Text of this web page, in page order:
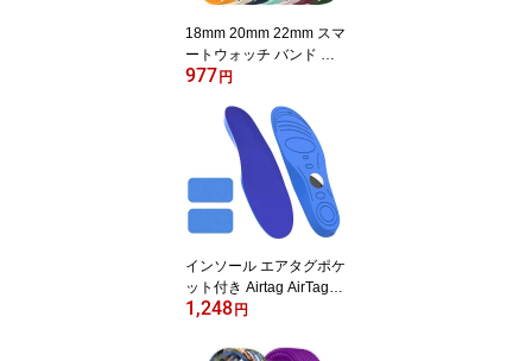
18mm 20mm 22mm スマ
ートウォッチ バンド シ
リカゲルバンド スポーツ
換 柔らか ベルト ウォッ
チベルト 腕時計ベルト
ウェアラブル SmartWatc
h スマートウォッチ
977 円
インソール エアタグポケ
ット付き Airtag AirTag2
ホルダー エアタグインソ
エアタグケース 徘徊対策
1,248 円